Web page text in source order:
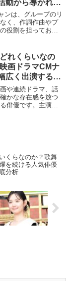
動から導かれる
解説
ンは、グループのリ
く、作詞作曲やプ
役割を担ってお
際的な背景もあ
れくらいなの
画ドラマCMナ
広く出演する実
情と推定年収レ
た最新まとめ
や連続ドラマ、話
かな存在感を放つ
俳優です。主演タ
くらなのか？歌舞
を続ける人気俳優
分析